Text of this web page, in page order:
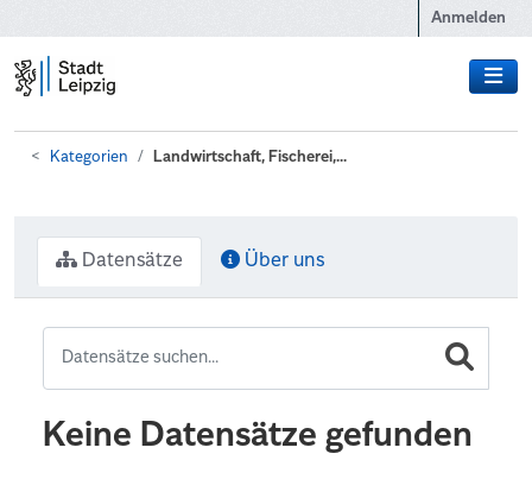
Anmelden
Kategorien Landwirtschaft, Fischerei,...
Datensätze Über uns
Keine Datensätze gefunden